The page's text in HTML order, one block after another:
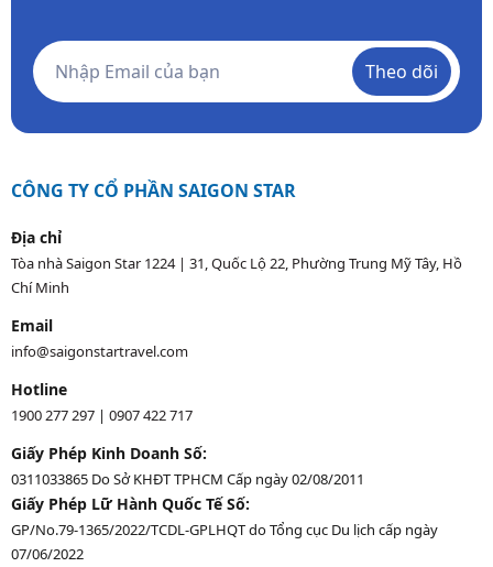
Theo dõi
CÔNG TY CỔ PHẦN SAIGON STAR
Địa chỉ
Tòa nhà Saigon Star 1224 | 31, Quốc Lộ 22, Phường Trung Mỹ Tây, Hồ
Chí Minh
Email
info@saigonstartravel.com
Hotline
1900 277 297 | 0907 422 717
Giấy Phép Kinh Doanh Số:
0311033865 Do Sở KHĐT TPHCM Cấp ngày 02/08/2011
Giấy Phép Lữ Hành Quốc Tế Số:
GP/No.79-1365/2022/TCDL-GPLHQT do Tổng cục Du lịch cấp ngày
07/06/2022